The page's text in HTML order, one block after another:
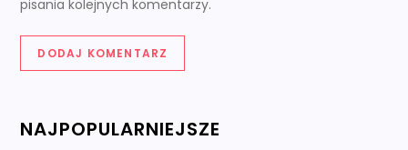
pisania kolejnych komentarzy.
NAJPOPULARNIEJSZE